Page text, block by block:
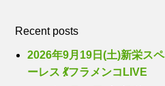
Recent posts
2026年9月19日(土)新栄ス
ーレス 💃フラメンコLIVE